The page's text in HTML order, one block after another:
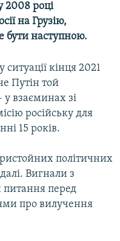
2008 році
на Грузію,
бути наступною.
кінця 2021
Путін той
у взаєминах зі
російську для
15 років.
політичних
Вигнали з
питання перед
про вилучення